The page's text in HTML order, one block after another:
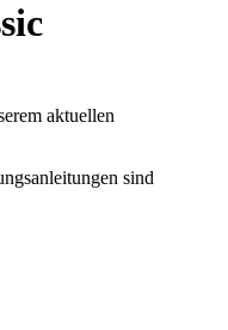
aktuellen
sind